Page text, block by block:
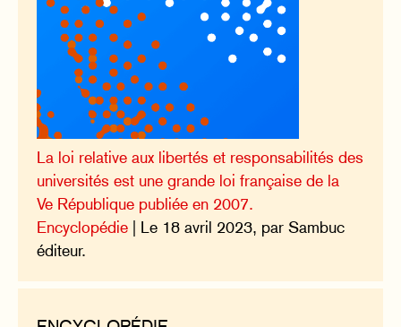
La loi relative aux libertés et responsabilités des
universités est une grande loi française de la
Ve République publiée en 2007.
Encyclopédie | Le 18 avril 2023, par Sambuc
éditeur.